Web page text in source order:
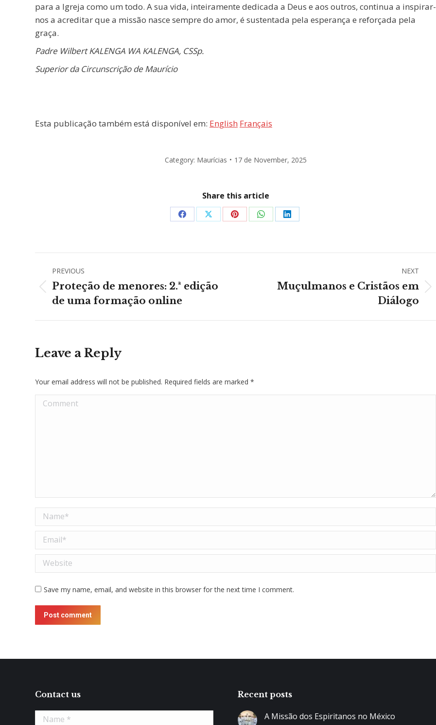
para a Igreja como um todo. A sua vida, inteiramente dedicada a Deus e aos outros, continua a inspirar-
nos a acreditar que a missão nasce sempre do amor, é sustentada pela esperança e reforçada pela
graça.
Padre Wilbert KALENGA WA KALENGA, CSSp.
Superior da Circunscrição de Maurício
Esta publicação também está disponível em: English Français
Category: Maurícias 17 de November, 2025
Share this article
Share
Facebook
Share
X
Share
Pinterest
Share
WhatsApp
Share
LinkedIn
Post
navigation
PREVIOUS
Previous
post:
Proteção de menores: 2.ª edição
de uma formação online
NEXT
Muçulmanos e Cristãos em
Diálogo
Leave a Reply
Your email address will not be published. Required fields are marked *
Comment
Name *
Email *
Website
Save my name, email, and website in this browser for the next time I comment.
Post comment
Contact us
Name *
Recent posts
A Missão dos Espiritanos no México